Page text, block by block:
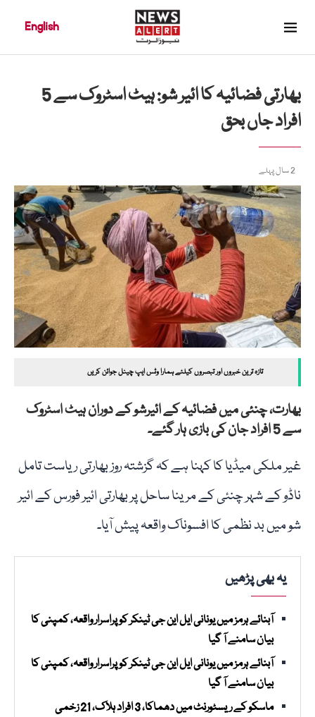
English
بھارتی فضائیہ کا ائیر شو: ہیٹ اسٹروک سے 5
افراد جاں بحق
2 سال پہلے
تازہ ترین خبروں اور تبصروں کیلئے ہمارا وٹس ایپ چینل جوائن کریں
بھارت، چنئی میں فضائیہ کے ائیرشو کے دوران ہیٹ اسٹروک
سے 5 افراد جان کی بازی ہار گئے۔
غیر ملکی میڈیا کا کہنا ہے کہ گزشتہ روز بھارتی ریاست تامل
ناڈو کے شہر چنئی کے مرینا ساحل پر بھارتی ائیر فورس کے ائیر
شو میں بد نظمی کا افسوناک واقعہ پیش آیا۔
یہ بھی پڑھیں
آبنائے ہرمز میں یونانی ایل این جی ٹینکر کو پراسرار واقعہ، کمپنی کا
بیان سامنے آ گیا
آبنائے ہرمز میں یونانی ایل این جی ٹینکر کو پراسرار واقعہ، کمپنی کا
بیان سامنے آ گیا
ماسکو کے ریسٹورنٹ میں دھماکا، 3 افراد ہلاک، 21 زخمی